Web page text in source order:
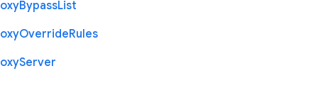
BypassList
OverrideRules
Server